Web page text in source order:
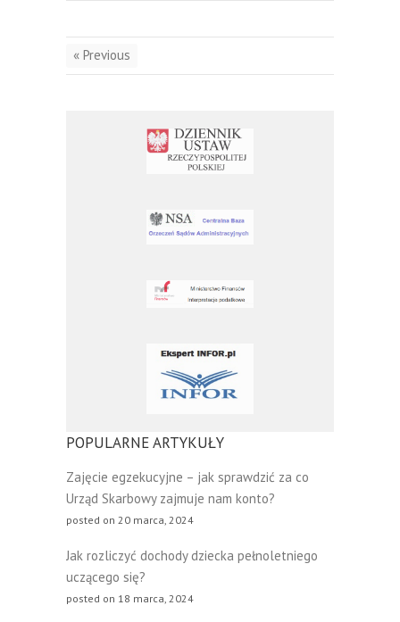
« Previous
POPULARNE ARTYKUŁY
Zajęcie egzekucyjne – jak sprawdzić za co
Urząd Skarbowy zajmuje nam konto?
posted on 20 marca, 2024
Jak rozliczyć dochody dziecka pełnoletniego
uczącego się?
posted on 18 marca, 2024